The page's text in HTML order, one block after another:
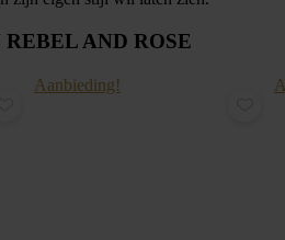
AND ROSE
Aanbieding!